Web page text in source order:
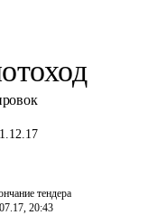
тендера
20:43